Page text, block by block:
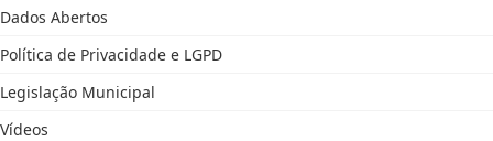
Dados Abertos
Política de Privacidade e LGPD
Legislação Municipal
Vídeos